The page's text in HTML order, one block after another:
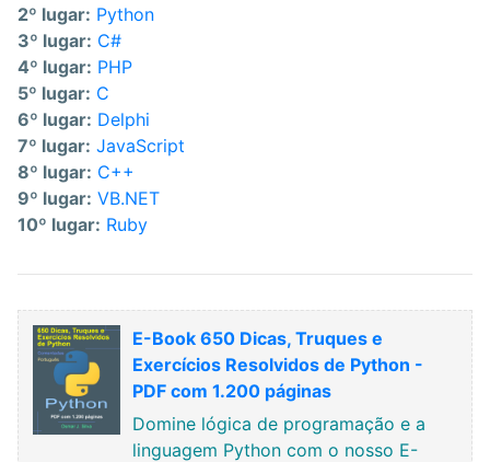
2º lugar: Python
3º lugar: C#
4º lugar: PHP
5º lugar: C
6º lugar: Delphi
7º lugar: JavaScript
8º lugar: C++
9º lugar: VB.NET
10º lugar: Ruby
E-Book 650 Dicas, Truques e
Exercícios Resolvidos de Python -
PDF com 1.200 páginas
Domine lógica de programação e a
linguagem Python com o nosso E-